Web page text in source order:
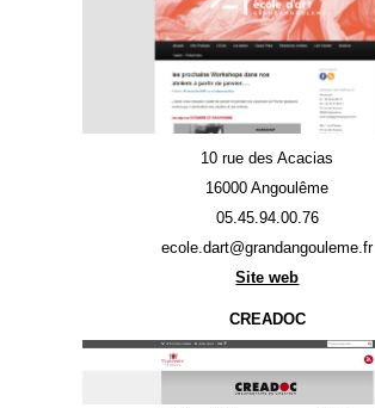
10 rue des Acacias
16000 Angoulême
05.45.94.00.76
ecole.dart@grandangouleme.fr
Site web
CREADOC